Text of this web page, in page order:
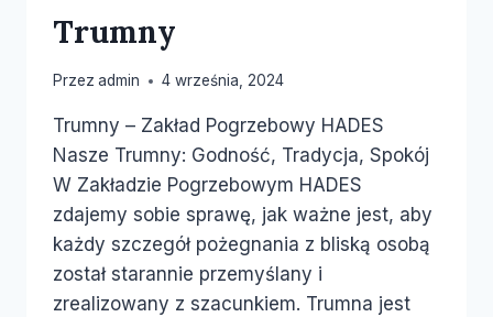
Trumny
Przez admin 4 września, 2024
Trumny – Zakład Pogrzebowy HADES
Nasze Trumny: Godność, Tradycja, Spokój
W Zakładzie Pogrzebowym HADES
zdajemy sobie sprawę, jak ważne jest, aby
każdy szczegół pożegnania z bliską osobą
został starannie przemyślany i
zrealizowany z szacunkiem. Trumna jest